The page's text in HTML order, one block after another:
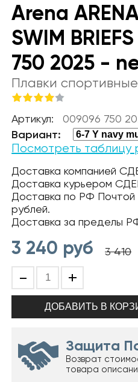
Arena
SWIM
750 2025 -
Плавки
Артикул: 009096 750
Вариант:
Посмотреть таблицу
Доставка компанией
Доставка курьером
Доставка по РФ Почтой
рублей.
Доставка за пределы
3 240 руб 3 410
- +
Защита
Возврат
товара